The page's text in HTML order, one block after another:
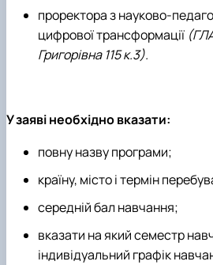
проректора з науково-
цифрової трансформації
Григорівна 115 к.3).
У заяві необхідно вказати:
повну назву програми;
країну, місто і термін
середній бал навчання;
вказати на який семестр
індивідуальний графік